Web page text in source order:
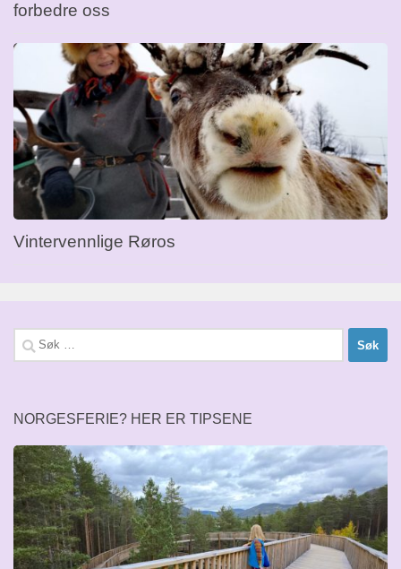
forbedre oss
Vintervennlige Røros
Søk
etter:
NORGESFERIE? HER ER TIPSENE